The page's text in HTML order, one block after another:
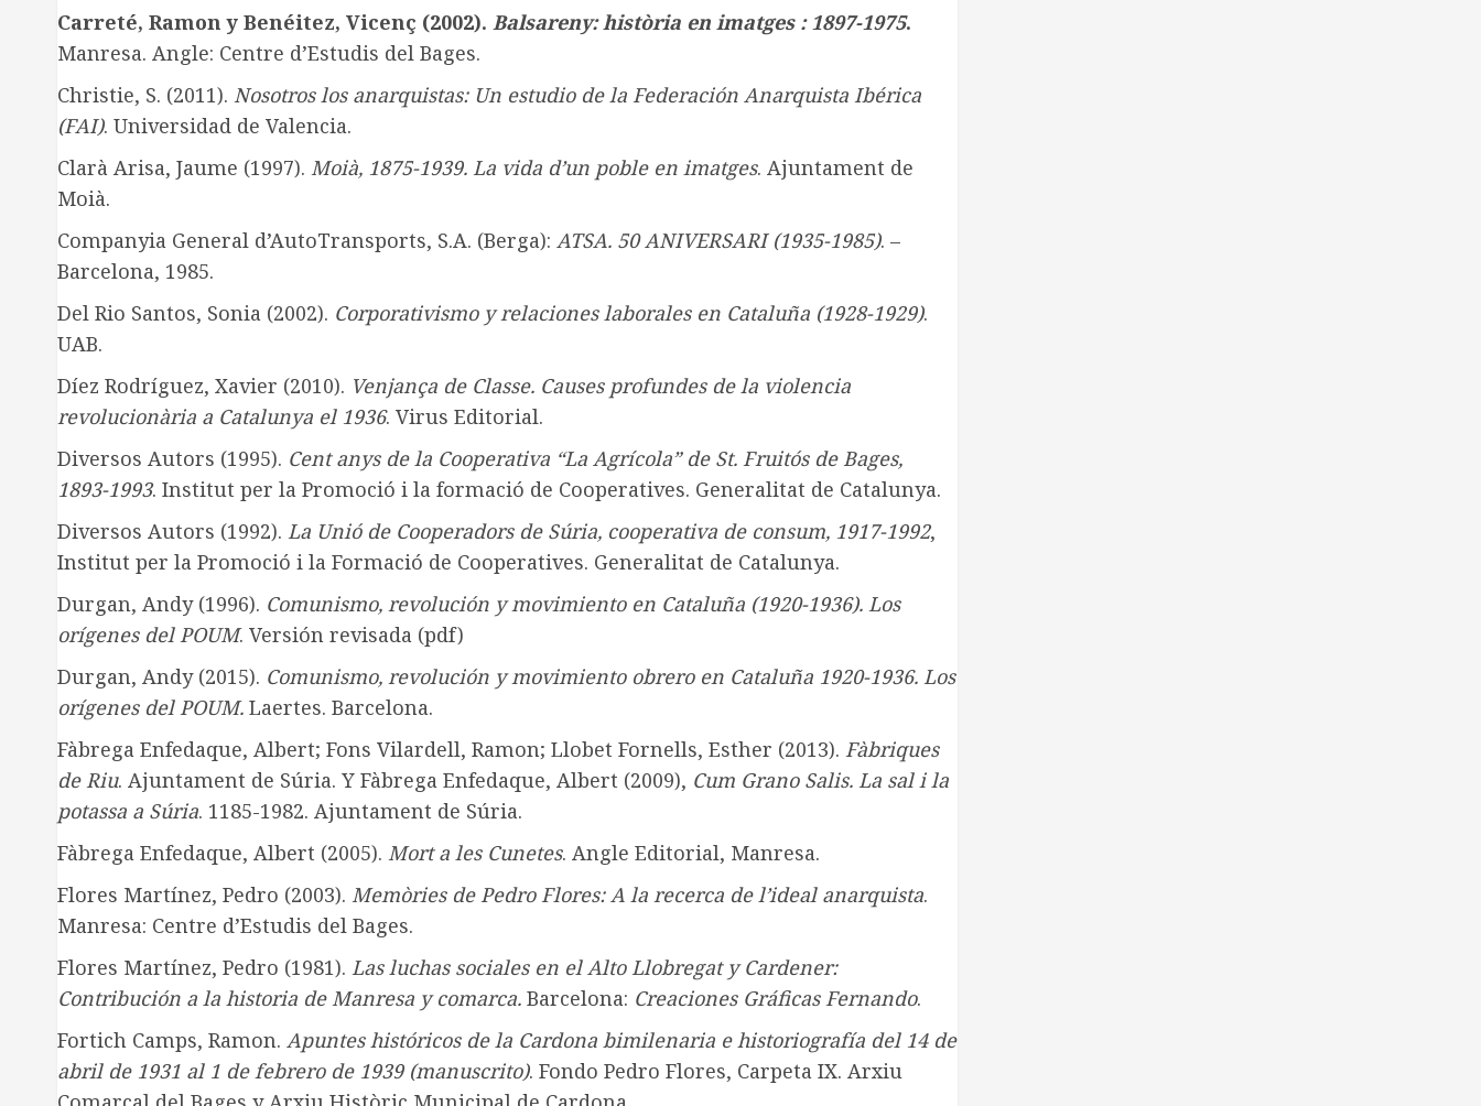
Carreté, Ramon y Benéitez, Vicenç (2002). Balsareny: història en imatges : 1897-1975.
Manresa. Angle: Centre d’Estudis del Bages.
Christie, S. (2011). Nosotros los anarquistas: Un estudio de la Federación Anarquista Ibérica
(FAI). Universidad de Valencia.
Clarà Arisa, Jaume (1997). Moià, 1875-1939. La vida d’un poble en imatges. Ajuntament de
Moià.
Companyia General d’AutoTransports, S.A. (Berga): ATSA. 50 ANIVERSARI (1935-1985). –
Barcelona, 1985.
Del Rio Santos, Sonia (2002). Corporativismo y relaciones laborales en Cataluña (1928-1929).
UAB.
Díez Rodríguez, Xavier (2010). Venjança de Classe. Causes profundes de la violencia
revolucionària a Catalunya el 1936. Virus Editorial.
Diversos Autors (1995). Cent anys de la Cooperativa “La Agrícola” de St. Fruitós de Bages,
1893-1993. Institut per la Promoció i la formació de Cooperatives. Generalitat de Catalunya.
Diversos Autors (1992). La Unió de Cooperadors de Súria, cooperativa de consum, 1917-1992,
Institut per la Promoció i la Formació de Cooperatives. Generalitat de Catalunya.
Durgan, Andy (1996). Comunismo, revolución y movimiento en Cataluña (1920-1936). Los
orígenes del POUM. Versión revisada (pdf)
Durgan, Andy (2015). Comunismo, revolución y movimiento obrero en Cataluña 1920-1936. Los
orígenes del POUM. Laertes. Barcelona.
Fàbrega Enfedaque, Albert; Fons Vilardell, Ramon; Llobet Fornells, Esther (2013). Fàbriques
de Riu. Ajuntament de Súria. Y Fàbrega Enfedaque, Albert (2009), Cum Grano Salis. La sal i la
potassa a Súria. 1185-1982. Ajuntament de Súria.
Fàbrega Enfedaque, Albert (2005). Mort a les Cunetes. Angle Editorial, Manresa.
Flores Martínez, Pedro (2003). Memòries de Pedro Flores: A la recerca de l’ideal anarquista.
Manresa: Centre d’Estudis del Bages.
Flores Martínez, Pedro (1981). Las luchas sociales en el Alto Llobregat y Cardener:
Contribución a la historia de Manresa y comarca. Barcelona: Creaciones Gráficas Fernando.
Fortich Camps, Ramon. Apuntes históricos de la Cardona bimilenaria e historiografía del 14 de
abril de 1931 al 1 de febrero de 1939 (manuscrito). Fondo Pedro Flores, Carpeta IX. Arxiu